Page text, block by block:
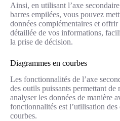
Ainsi, en utilisant l’axe
barres empilées, vous pouvez
données complémentaires et
détaillée de vos informations,
la prise de décision.
Diagrammes en courbes
Les fonctionnalités de l’axe
des outils puissants permettant de
analyser les données de manière
fonctionnalités est l’utilisation des
courbes.